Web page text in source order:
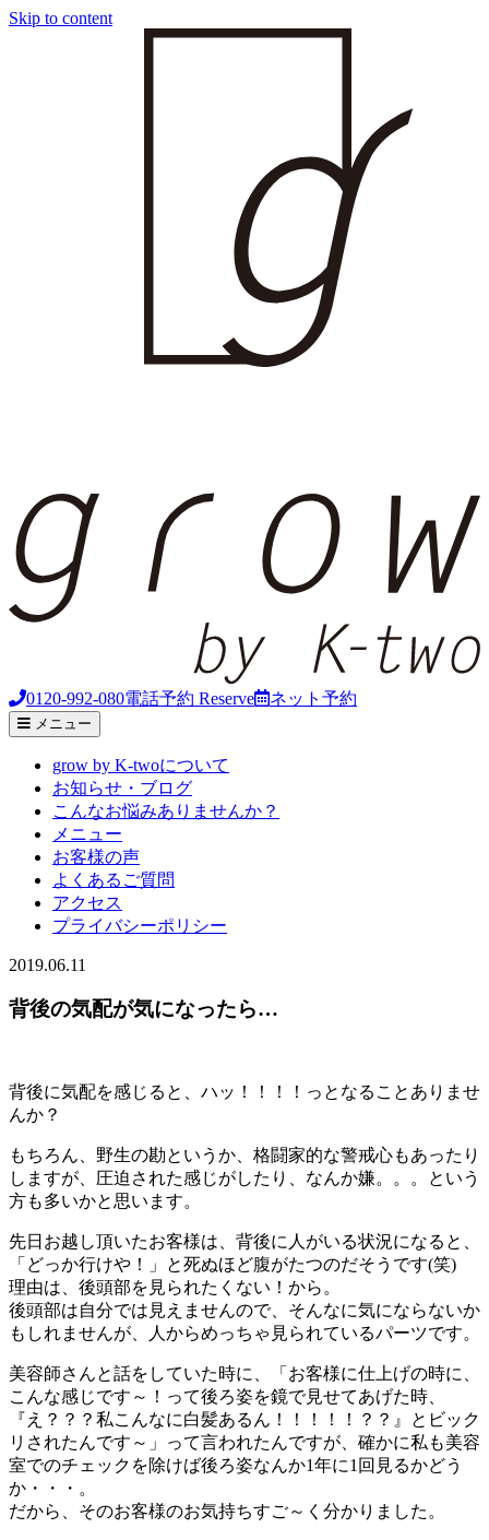
Skip to content
0120-992-080電話予約 Reserve ネット予約
メニュー
grow by K-twoについて
お知らせ・ブログ
こんなお悩みありませんか？
メニュー
お客様の声
よくあるご質問
アクセス
プライバシーポリシー
2019.06.11
背後の気配が気になったら…
背後に気配を感じると、ハッ！！！！っとなることありませ
んか？
もちろん、野生の勘というか、格闘家的な警戒心もあったり
しますが、圧迫された感じがしたり、なんか嫌。。。という
方も多いかと思います。
先日お越し頂いたお客様は、背後に人がいる状況になると、
「どっか行けや！」と死ぬほど腹がたつのだそうです(笑)
理由は、後頭部を見られたくない！から。
後頭部は自分では見えませんので、そんなに気にならないか
もしれませんが、人からめっちゃ見られているパーツです。
美容師さんと話をしていた時に、「お客様に仕上げの時に、
こんな感じです～！って後ろ姿を鏡で見せてあげた時、
『え？？？私こんなに白髪あるん！！！！！？？』とビック
リされたんです～」って言われたんですが、確かに私も美容
室でのチェックを除けば後ろ姿なんか1年に1回見るかどう
か・・・。
だから、そのお客様のお気持ちすご～く分かりました。